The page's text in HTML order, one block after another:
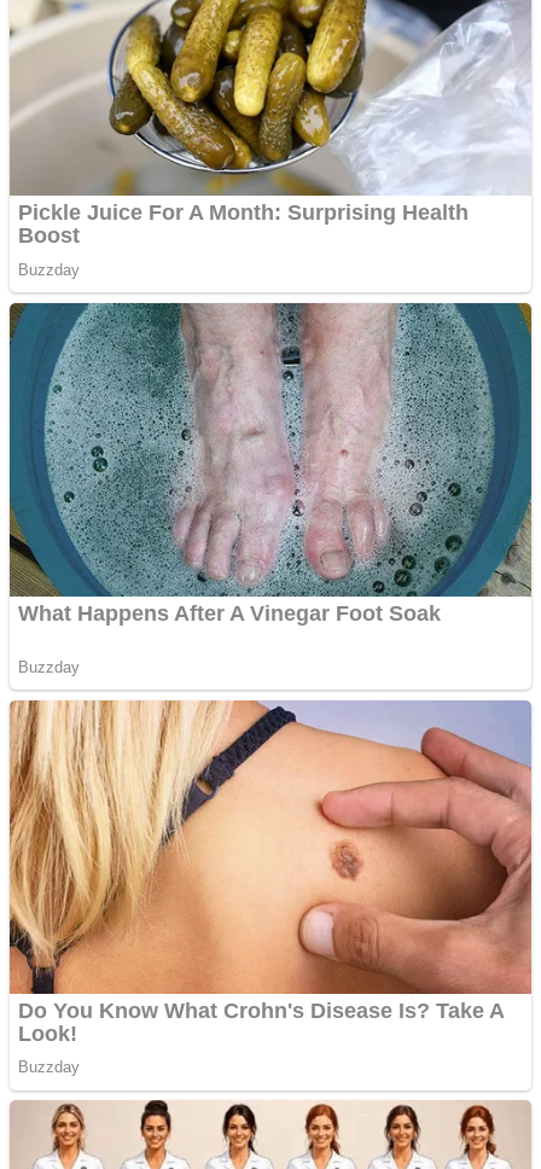
Covid-19: 755 de cazuri
noi în România
Răcitor de apă CW5000
pentru freze cu laser fără
metale
metale
Cutit cositoare KUHN
Creez aplicatie
ANDROID pentru siteul
Anuntul tau apare in mai
multe ziare online
Apartamente 2 camere